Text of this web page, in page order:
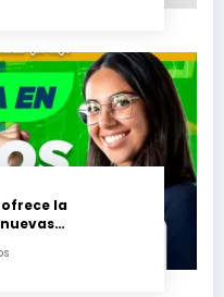
ofrece la
Matriz Juchitán.